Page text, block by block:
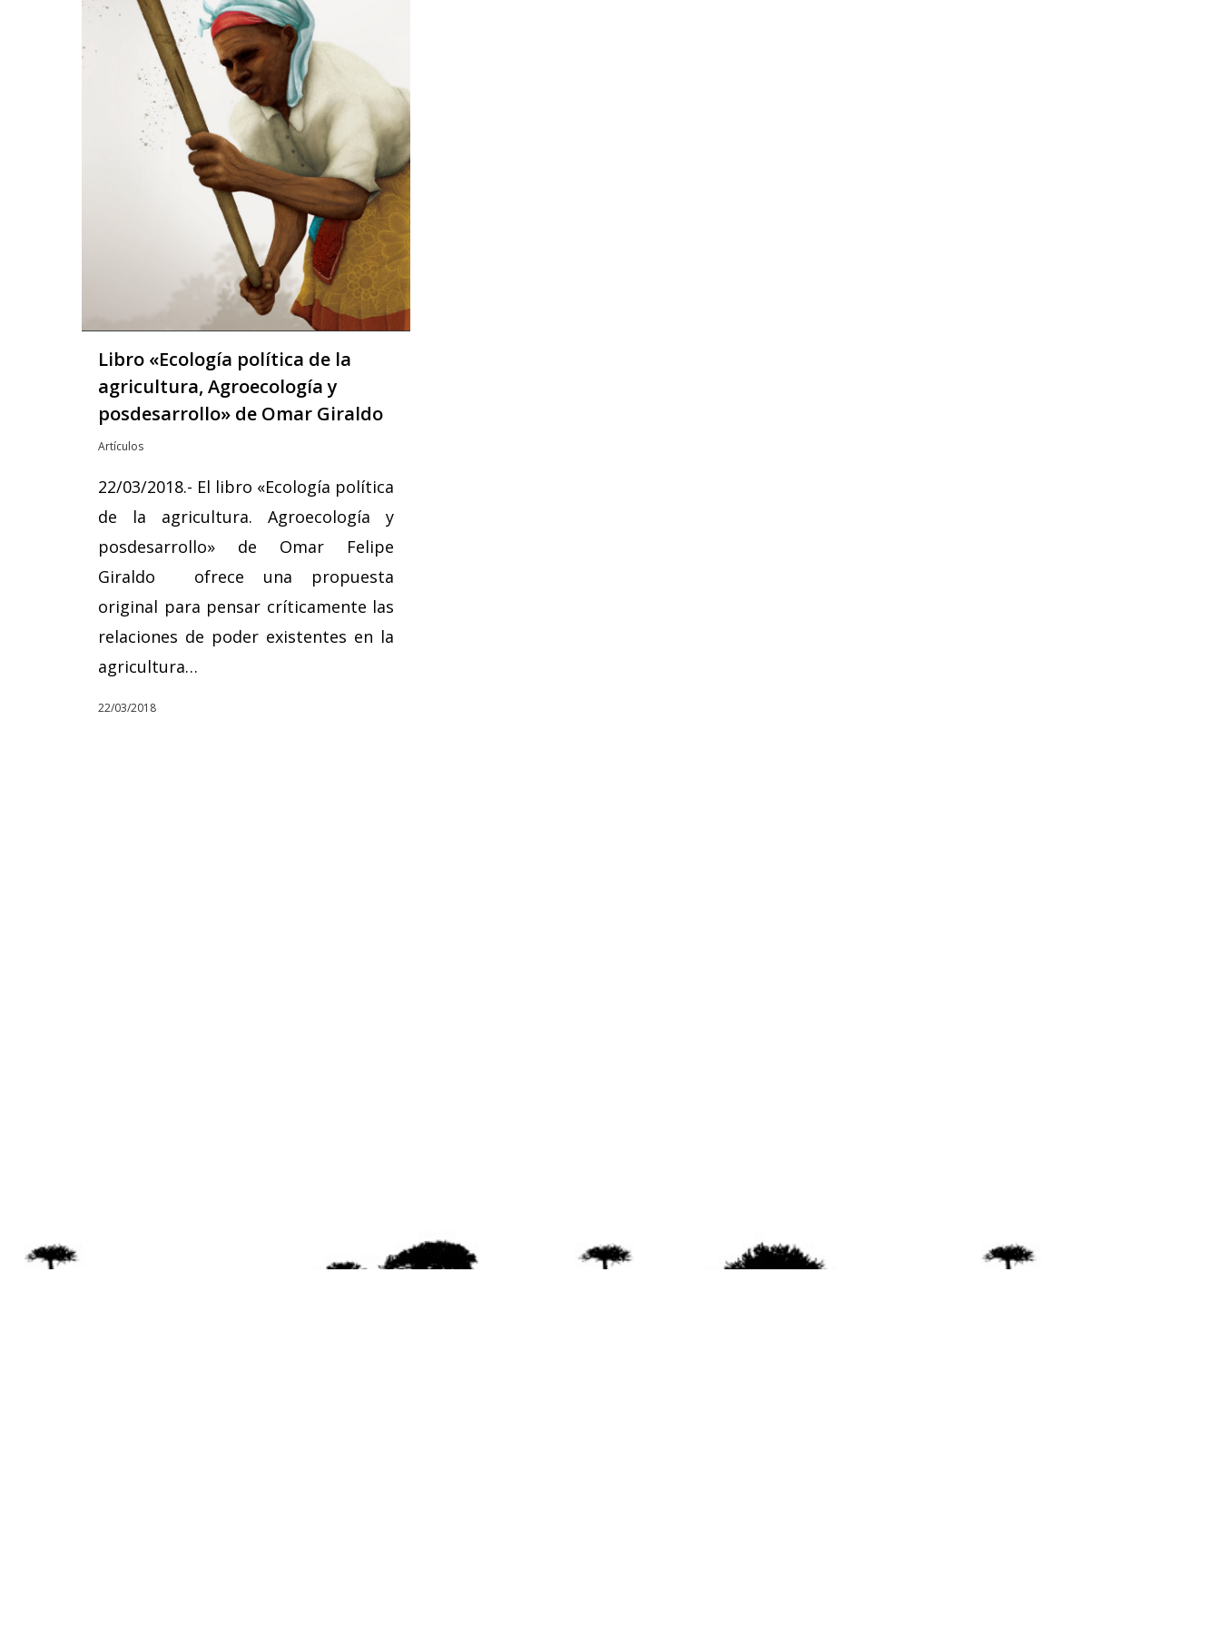
Libro «Ecología política de la
agricultura, Agroecología y
posdesarrollo» de Omar Giraldo
Artículos
22/03/2018.- El libro «Ecología política
de la agricultura. Agroecología y
posdesarrollo» de Omar Felipe
Giraldo ofrece una propuesta
original para pensar críticamente las
relaciones de poder existentes en la
agricultura…
22/03/2018